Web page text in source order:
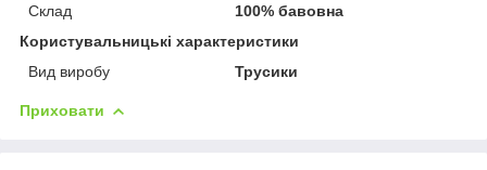
Склад
100% бавовна
Користувальницькі характеристики
Вид виробу
Трусики
Приховати